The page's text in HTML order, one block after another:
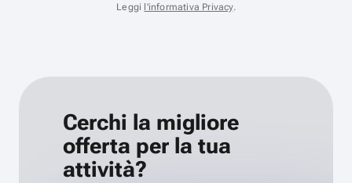
Leggi l'informativa Privacy.
Cerchi la migliore
offerta per la tua
attività?